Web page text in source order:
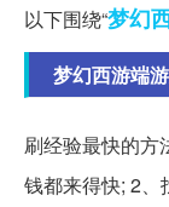
以下围绕“梦幻
梦幻西游端
刷经验最快的方
钱都来得快; 2、